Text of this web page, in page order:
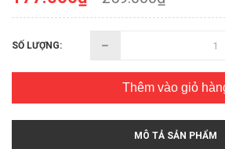
SỐ LƯỢNG:
Thêm vào giỏ
MÔ TẢ SẢN PHẨM